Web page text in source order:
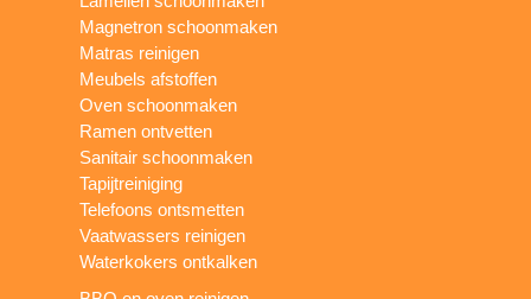
Magnetron schoonmaken
Matras reinigen
Meubels afstoffen
Oven schoonmaken
Ramen ontvetten
Sanitair schoonmaken
Tapijtreiniging
Telefoons ontsmetten
Vaatwassers reinigen
Waterkokers ontkalken